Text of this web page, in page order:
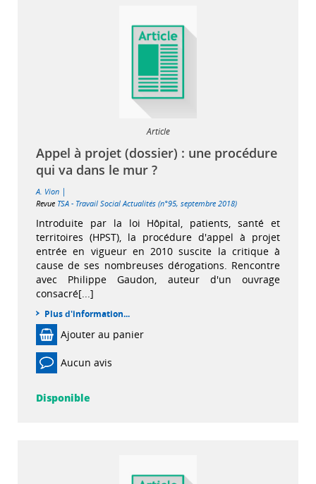
Article
Appel à projet (dossier) : une procédure
qui va dans le mur ?
A. Vion |
Revue TSA - Travail Social Actualités (n°95, septembre 2018)
Introduite par la loi Hôpital, patients, santé et
territoires (HPST), la procédure d'appel à projet
entrée en vigueur en 2010 suscite la critique à
cause de ses nombreuses dérogations. Rencontre
avec Philippe Gaudon, auteur d'un ouvrage
consacré[...]
Plus d'information...
Ajouter au panier
Aucun avis
Disponible